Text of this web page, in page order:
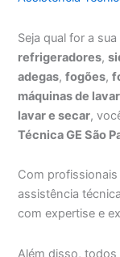
Seja qual for a
refrigeradores,
adegas,fogões,
máquinas de lavar
lavar e secar,
Técnica GE São
Com
assistência
com expertise e
Além disso,